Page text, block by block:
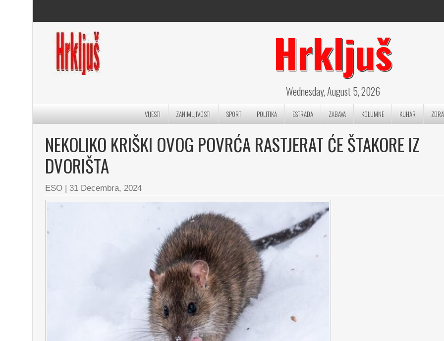
Hrkljuš
Wednesday, August 5, 2026
VIJESTI ZANIMLJIVOSTI SPORT POLITIKA ESTRADA ZABAVA KOLUMNE KUHAR
NEKOLIKO KRIŠKI OVOG POVRĆA RASTJERAT ĆE ŠTAKORE IZ
DVORIŠTA
ESO | 31 Decembra, 2024